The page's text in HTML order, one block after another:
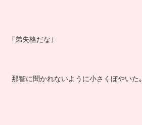
｢弟失格だな｣
那智に聞かれないように小さくぼやいた｡